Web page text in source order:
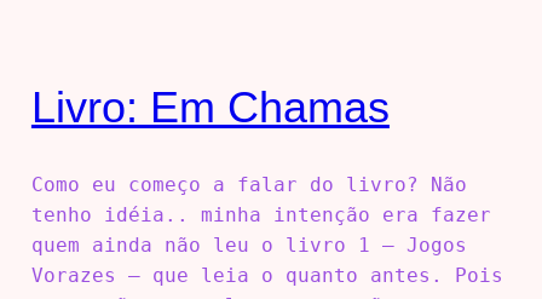
Livro: Em Chamas
Como eu começo a falar do livro? Não
tenho idéia.. minha intenção era fazer
quem ainda não leu o livro 1 – Jogos
Vorazes – que leia o quanto antes. Pois